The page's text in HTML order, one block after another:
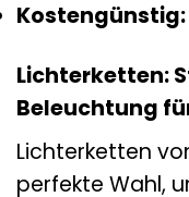
Kostengünstig:
Lichterketten:
Beleuchtung
Lichterketten
perfekte Wahl,